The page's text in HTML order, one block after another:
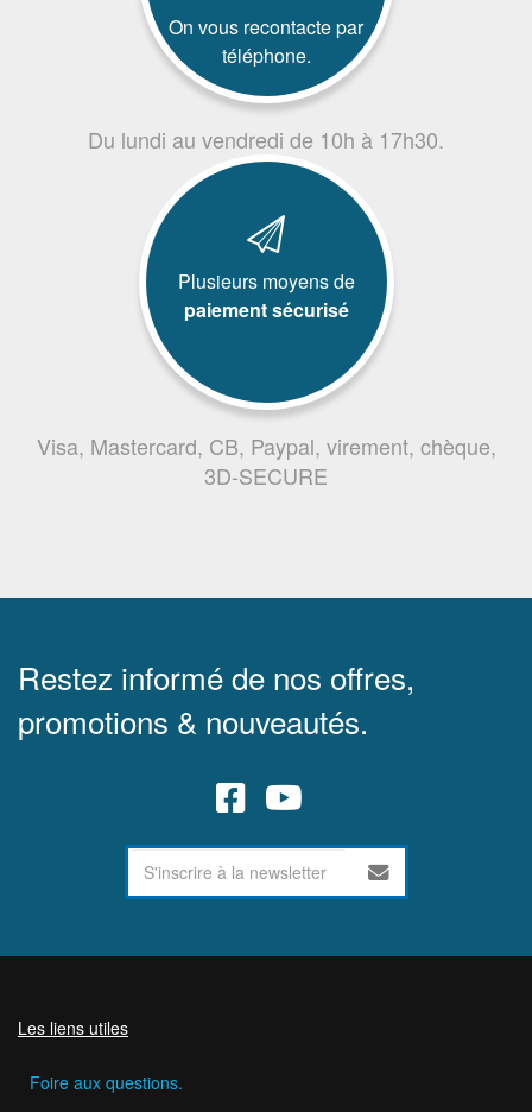
On vous recontacte par
téléphone.
Du lundi au vendredi de 10h à 17h30.
Plusieurs moyens de
paiement sécurisé
Visa, Mastercard, CB, Paypal, virement, chèque,
3D-SECURE
Restez informé de nos offres,
promotions & nouveautés.
Les liens utiles
Foire aux questions.